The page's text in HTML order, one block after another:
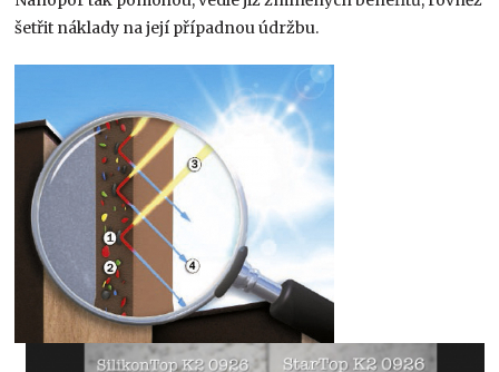
šetřit náklady na její případnou údržbu.